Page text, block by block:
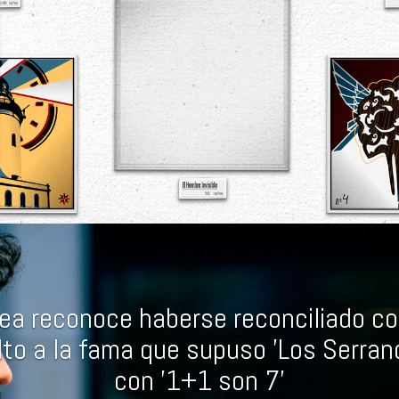
éxito de Fran Perea
negocio de la cultura